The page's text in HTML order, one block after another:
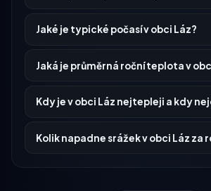
Jaké je typické počasí v obci Láz?
Jaká je průměrná roční teplota v
Kdy je v obci Láz nejtepleji a kdy
Kolik napadne srážek v obci Láz za